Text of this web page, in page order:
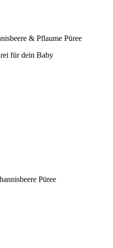
& Pflaume Püree
für dein Baby
Püree